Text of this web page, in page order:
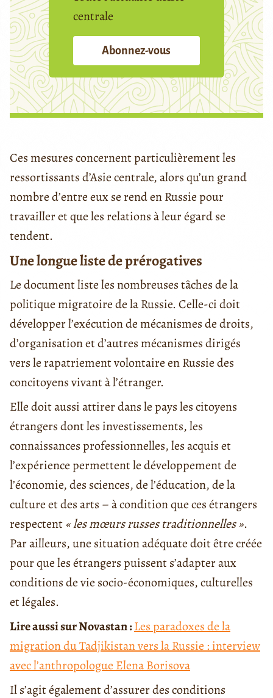
centrale
Abonnez-vous
Ces mesures concernent particulièrement les
ressortissants d’Asie centrale, alors qu’un grand
nombre d’entre eux se rend en Russie pour
travailler et que les relations à leur égard se
tendent.
Une longue liste de prérogatives
Le document liste les nombreuses tâches de la
politique migratoire de la Russie. Celle-ci doit
développer l’exécution de mécanismes de droits,
d’organisation et d’autres mécanismes dirigés
vers le rapatriement volontaire en Russie des
concitoyens vivant à l’étranger.
Elle doit aussi attirer dans le pays les citoyens
étrangers dont les investissements, les
connaissances professionnelles, les acquis et
l’expérience permettent le développement de
l’économie, des sciences, de l’éducation, de la
culture et des arts – à condition que ces étrangers
respectent« les mœurs russes traditionnelles ».
Par ailleurs, une situation adéquate doit être créée
pour que les étrangers puissent s’adapter aux
conditions de vie socio-économiques, culturelles
et légales.
Lire aussi sur Novastan :Les paradoxes de la
migration du Tadjikistan vers la Russie : interview
avec l’anthropologue Elena Borisova
Il s’agit également d’assurer des conditions